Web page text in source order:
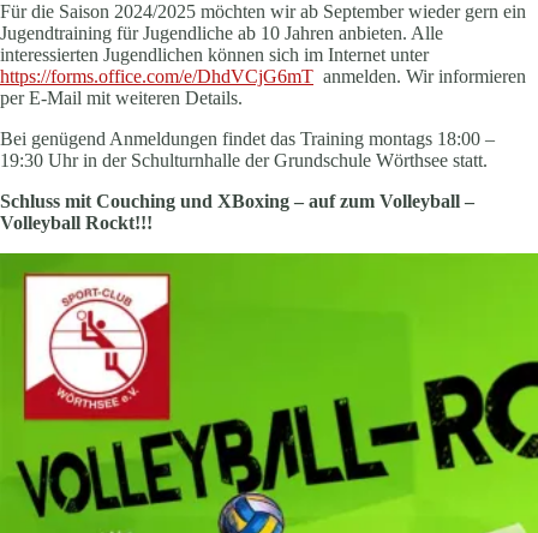
Für die Saison 2024/2025 möchten wir ab September wieder gern ein
Jugendtraining für Jugendliche ab 10 Jahren anbieten. Alle
interessierten Jugendlichen können sich im Internet unter
https://forms.office.com/e/DhdVCjG6mT anmelden. Wir informieren
per E-Mail mit weiteren Details.
Bei genügend Anmeldungen findet das Training montags 18:00 –
19:30 Uhr in der Schulturnhalle der Grundschule Wörthsee statt.
Schluss mit Couching und XBoxing – auf zum Volleyball –
Volleyball Rockt!!!